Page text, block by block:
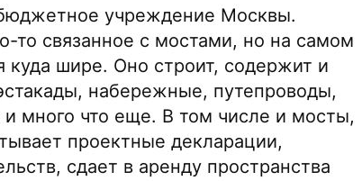
учреждение Москвы.
то связанное с мостами, но на самом
куда шире. Оно строит, содержит и
набережные, путепроводы,
много что еще. В том числе и мосты,
проектные декларации,
сдает в аренду пространства